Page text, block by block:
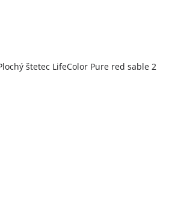
štetec LifeColor Pure red sable 2